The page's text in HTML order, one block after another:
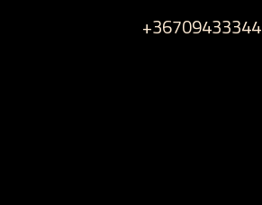
+36709433344